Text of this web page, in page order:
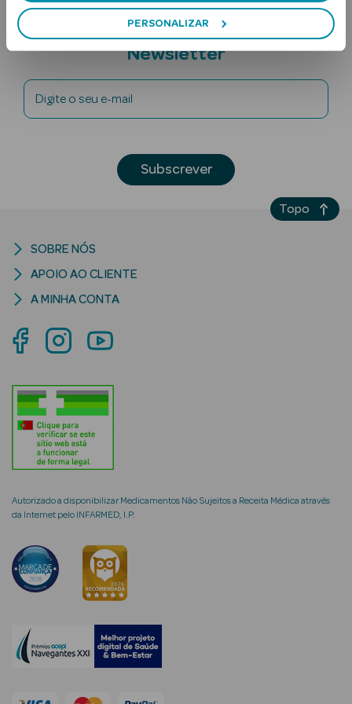
PERSONALIZAR
Rosto
Lábios
Solares Bebé e
Criança
Rosto e
Ver Tudo
Cosmética
Hidratantes
Séruns Faciais
Creme de Olhos
Subscreva a
Newsletter
Digite o seu e-mail
Subscrever
Autorizado a disponibilizar Medicamentos Não Sujeitos a Receita Médica através
da Internet pelo INFARMED, I.P.
SOBRE NÓS
APOIO AO CLIENTE
A MINHA CONTA
Topo